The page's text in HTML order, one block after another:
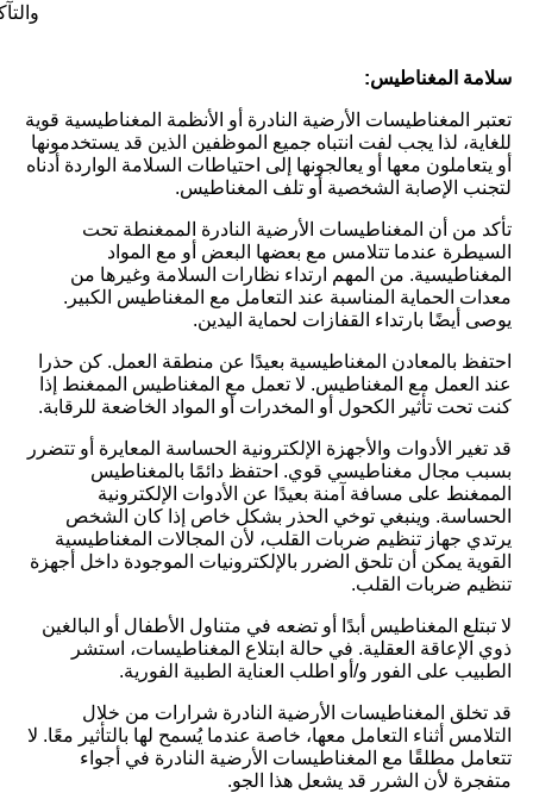
سلامة المغناطيس:
تعتبر المغناطيسات الأرضية النادرة أو الأنظمة المغناطيسية قوية
للغاية، لذا يجب لفت انتباه جميع الموظفين الذين قد يستخدمونها
أو يتعاملون معها أو يعالجونها إلى احتياطات السلامة الواردة أدناه
لتجنب الإصابة الشخصية أو تلف المغناطيس.
تأكد من أن المغناطيسات الأرضية النادرة الممغنطة تحت
السيطرة عندما تتلامس مع بعضها البعض أو مع المواد
المغناطيسية. من المهم ارتداء نظارات السلامة وغيرها من
معدات الحماية المناسبة عند التعامل مع المغناطيس الكبير.
يوصى أيضًا بارتداء القفازات لحماية اليدين.
احتفظ بالمعادن المغناطيسية بعيدًا عن منطقة العمل. كن حذرا
عند العمل مع المغناطيس. لا تعمل مع المغناطيس الممغنط إذا
كنت تحت تأثير الكحول أو المخدرات أو المواد الخاضعة للرقابة.
قد تغير الأدوات والأجهزة الإلكترونية الحساسة المعايرة أو تتضرر
بسبب مجال مغناطيسي قوي. احتفظ دائمًا بالمغناطيس
الممغنط على مسافة آمنة بعيدًا عن الأدوات الإلكترونية
الحساسة. وينبغي توخي الحذر بشكل خاص إذا كان الشخص
يرتدي جهاز تنظيم ضربات القلب، لأن المجالات المغناطيسية
القوية يمكن أن تلحق الضرر بالإلكترونيات الموجودة داخل أجهزة
تنظيم ضربات القلب.
لا تبتلع المغناطيس أبدًا أو تضعه في متناول الأطفال أو البالغين
ذوي الإعاقة العقلية. في حالة ابتلاع المغناطيسات، استشر
الطبيب على الفور و/أو اطلب العناية الطبية الفورية.
قد تخلق المغناطيسات الأرضية النادرة شرارات من خلال
التلامس أثناء التعامل معها، خاصة عندما يُسمح لها بالتأثير معًا. لا
تتعامل مطلقًا مع المغناطيسات الأرضية النادرة في أجواء
متفجرة لأن الشرر قد يشعل هذا الجو.